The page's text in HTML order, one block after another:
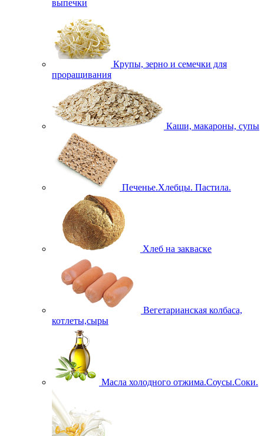
выпечки
Крупы, зерно и семечки для
проращивания
Каши, макароны, супы
Печенье.Хлебцы. Пастила.
Хлеб на закваске
Вегетарианская колбаса,
котлеты,сыры
Масла холодного отжима.Соусы.Соки.